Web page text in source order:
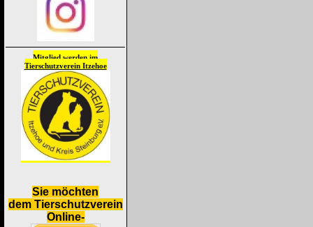
Mitglied werden im
Tierschutzverein Itzehoe
Sie möchten
dem Tierschutzverein
Online-